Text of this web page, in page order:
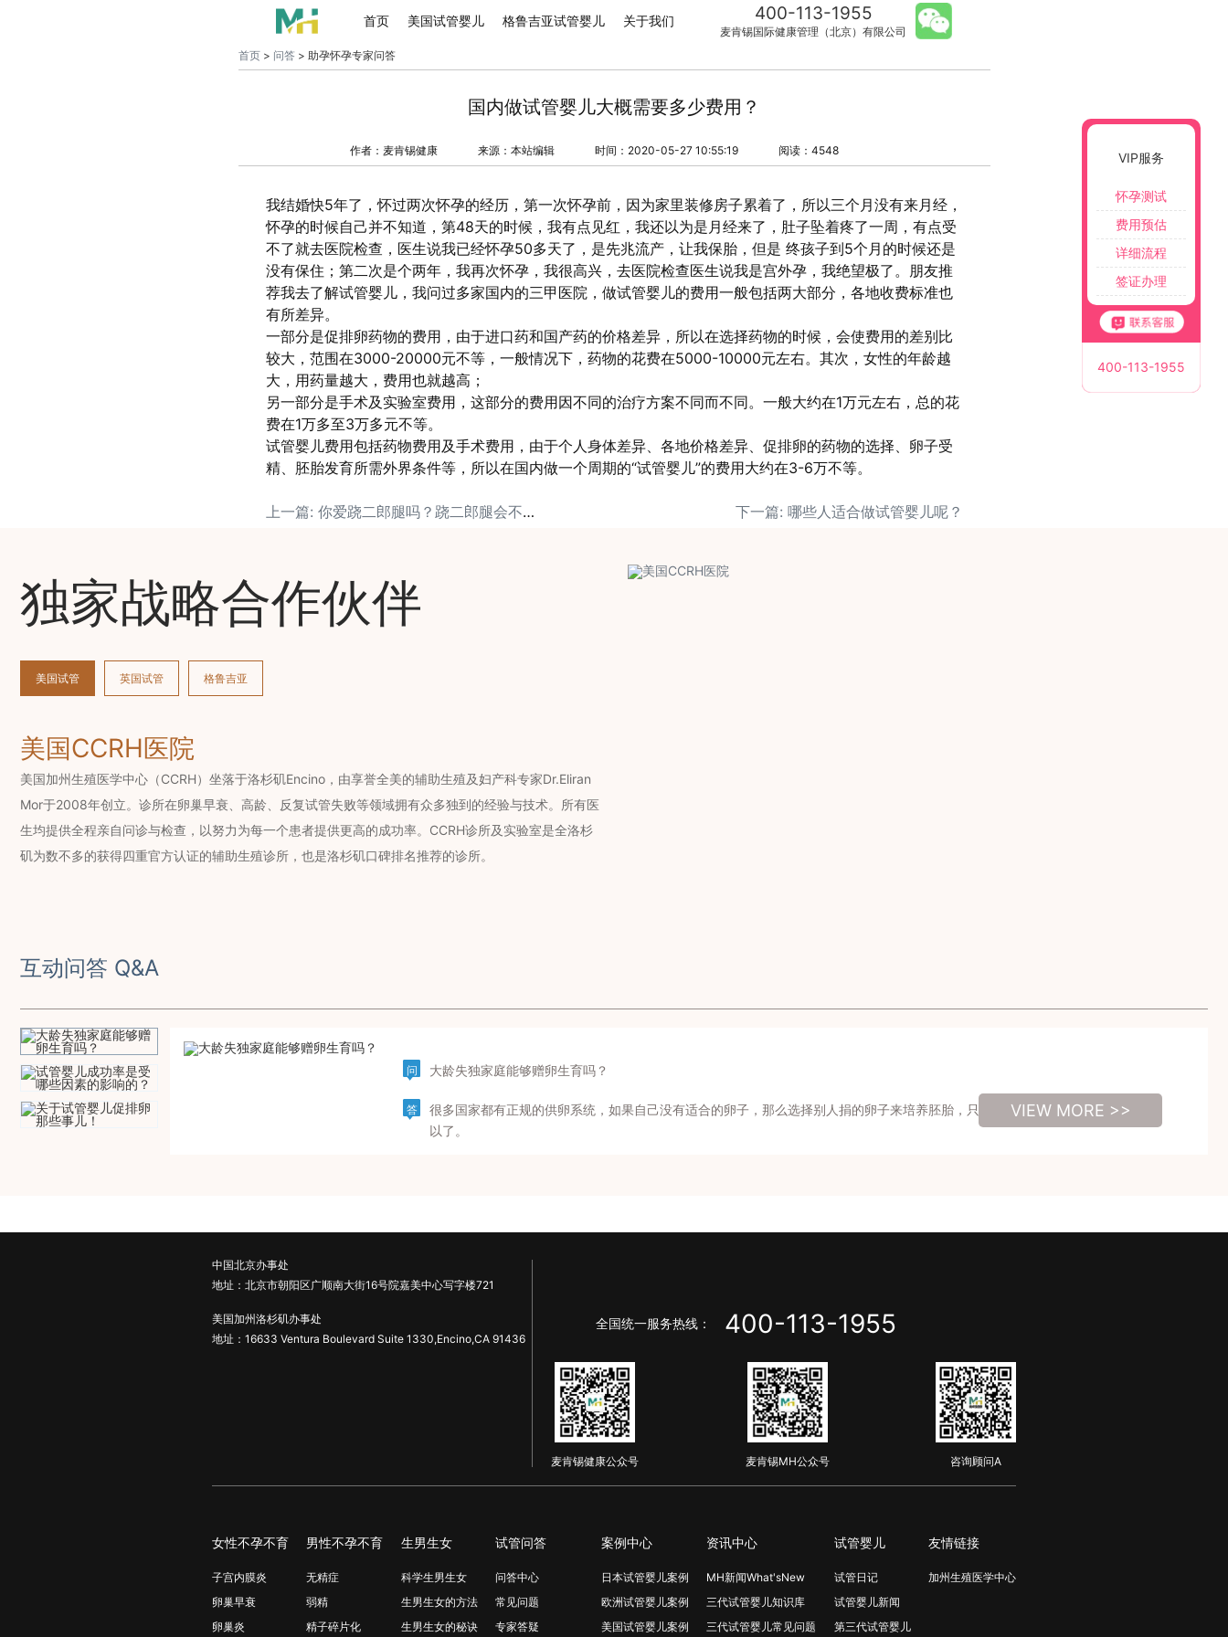
首页 美国试管婴儿 格鲁吉亚试管婴儿 关于我们 400-113-1955
麦肯锡国际健康管理（北京）有限公司
首页> 问答 > 助孕怀孕专家问答
国内做试管婴儿大概需要多少费用？
作者：麦肯锡健康 来源：本站编辑 时间：2020-05-27 10:55:19 阅读：4548
我结婚快5年了，怀过两次怀孕的经历，第一次怀孕前，因为家里装修房子累着了，所以三个月没有来月经，
怀孕的时候自己并不知道，第48天的时候，我有点见红，我还以为是月经来了，肚子坠着疼了一周，有点受
不了就去医院检查，医生说我已经怀孕50多天了，是先兆流产，让我保胎，但是 终孩子到5个月的时候还是
没有保住；第二次是个两年，我再次怀孕，我很高兴，去医院检查医生说我是宫外孕，我绝望极了。朋友推
荐我去了解试管婴儿，我问过多家国内的三甲医院，做试管婴儿的费用一般包括两大部分，各地收费标准也
有所差异。
一部分是促排卵药物的费用，由于进口药和国产药的价格差异，所以在选择药物的时候，会使费用的差别比
较大，范围在3000-20000元不等，一般情况下，药物的花费在5000-10000元左右。其次，女性的年龄越
大，用药量越大，费用也就越高；
另一部分是手术及实验室费用，这部分的费用因不同的治疗方案不同而不同。一般大约在1万元左右，总的花
费在1万多至3万多元不等。
试管婴儿费用包括药物费用及手术费用，由于个人身体差异、各地价格差异、促排卵的药物的选择、卵子受
精、胚胎发育所需外界条件等，所以在国内做一个周期的“试管婴儿”的费用大约在3-6万不等。
上一篇: 你爱跷二郎腿吗？跷二郎腿会不会影响精子生成、增加妇科病? 下一篇: 哪些人适合做试管婴儿呢？
独家战略合作伙伴
美国CCRH医院
美国加州生殖医学中心（CCRH）坐落于洛杉矶Encino，由享誉全美的辅助生殖及妇产科专家Dr.Eliran
Mor于2008年创立。诊所在卵巢早衰、高龄、反复试管失败等领域拥有众多独到的经验与技术。所有医
生均提供全程亲自问诊与检查，以努力为每一个患者提供更高的成功率。CCRH诊所及实验室是全洛杉
矶为数不多的获得四重官方认证的辅助生殖诊所，也是洛杉矶口碑排名推荐的诊所。
美国试管 英国试管 格鲁吉亚
互动问答 Q&A
问 大龄失独家庭能够赠卵生育吗？
答
很多国家都有正规的供卵系统，如果自己没有适合的卵子，那么选择别人捐的卵子来培养胚胎，只要提供申请，检查条件合格就可
以了。
VIEW MORE >>
中国北京办事处
地址：北京市朝阳区广顺南大街16号院嘉美中心写字楼721
美国加州洛杉矶办事处
地址：16633 Ventura Boulevard Suite 1330,Encino,CA 91436
全国统一服务热线： 400-113-1955
麦肯锡健康公众号 麦肯锡MH公众号 咨询顾问A
女性不孕不育
子宫内膜炎
卵巢早衰
卵巢炎
男性不孕不育
无精症
弱精
精子碎片化
生男生女
科学生男生女
生男生女的方法
生男生女的秘诀
试管问答
问答中心
常见问题
专家答疑
案例中心
日本试管婴儿案例
欧洲试管婴儿案例
美国试管婴儿案例
资讯中心
MH新闻What'sNew
三代试管婴儿知识库
三代试管婴儿常见问题
试管婴儿
试管日记
试管婴儿新闻
第三代试管婴儿
友情链接
加州生殖医学中心
VIP服务
怀孕测试
费用预估
详细流程
签证办理
400-113-1955